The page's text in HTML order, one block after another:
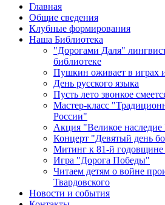
Главная
Общие сведения
Клубные формирования
Наша Библиотека
"Дорогами Даля"
библиотеке
Пушкин оживает в играх
День русского языка
Пусть лето звонкое
Мастер-класс
России"
Акция "Великое
Концерт "Девятый день
Митинг к 81-й
Игра "Дорога Победы"
Читаем детям о войне
Твардовского
Новости и события